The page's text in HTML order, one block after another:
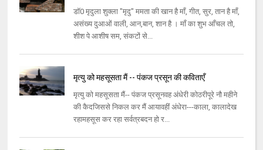
डॉ0 मृदुला शुक्ला "मृदु" ममता की खान है माँ, गीत, सुर, तान है माँ,
असंख्य दुआओं वाली, आन,बान, शान है । माँ का शुभ आँचल तो,
शीश पे आशीष सम, संकटों से...
मृत्यु को महसूसता मैं -- पंकज प्रसून की कविताएँ
मृत्यु को महसूसता मैं-- पंकज प्रसूनवह अंधेरी कोठरीपूरे नौ महीने
की कैदजिससे निकल कर मैं आयावहीं अंधेरा---काला, कालादेख
रहामहसूस कर रहा सर्वत्रबदन हो र...